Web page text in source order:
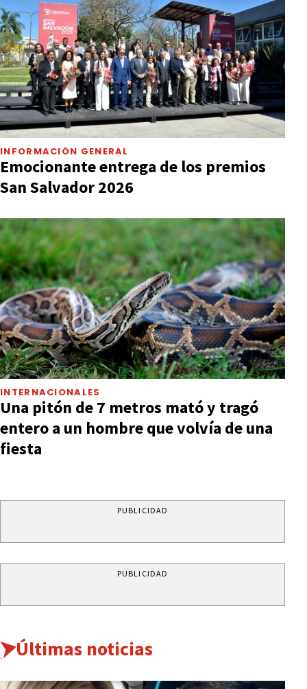
INFORMACIÓN GENERAL
Emocionante entrega de los premios
San Salvador 2026
INTERNACIONALES
Una pitón de 7 metros mató y tragó
entero a un hombre que volvía de una
fiesta
PUBLICIDAD
PUBLICIDAD
Últimas noticias